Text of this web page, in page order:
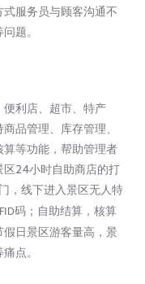
服务员与顾客沟通不
题。
利店、超市、特产
品管理、库存管理、
等功能，帮助管理者
区 24小时自助商店的打
，线下进入景区无人特
码；自助结算，核算
日景区游客量高，景
点。